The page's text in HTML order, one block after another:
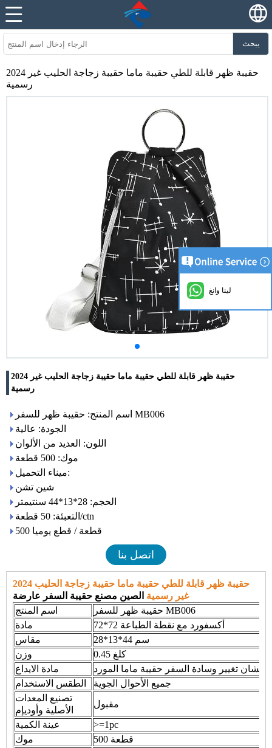
يبحث
2024 حقيبة ظهر قابلة للطي حقيبة ماما حقيبة زجاجة الحليب غير
رسمية
2024 حقيبة ظهر قابلة للطي حقيبة ماما حقيبة زجاجة الحليب غير
رسمية
اسم المنتج: حقيبة ظهر للسفر MB006
الجودة: عالية
اللون: العديد من الألوان
موك: 500 قطعة
ميناء التحميل:
شين تشن
الحجم: 28*13*44 سنتيمتر
التعبئة: 50 قطعة/ctn
500 قطعة / قطع يوميا
اتصل بنا
2024 حقيبة ظهر قابلة للطي حقيبة ماما حقيبة زجاجة الحليب
غير رسمية الصين مصنع حقيبة السفر عارضة
اسم المنتج
حقيبة ظهر للسفر MB006
مادة
72*72 أكسفورد مع نقطة الطباعة
مقاس
28*13*44 سم
وزن
0.45 كلغ
مادة الايداع
تغيير وسادة السفر حقيبة ماما المورد
الطقس الاستخدام
جميع الأحوال الجوية
تصنيع المعدات
الأصلية وأوديإم
مقبول
عينة الكمية
>=1pc
موك
500 قطعة
لينا وانغ